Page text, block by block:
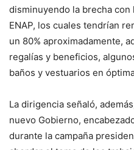
disminuyendo la brecha
ENAP, los cuales tendrían
un 80% aproximadamente,
regalías y beneficios,
baños y vestuarios en
La dirigencia señaló,
nuevo Gobierno,
durante la campaña